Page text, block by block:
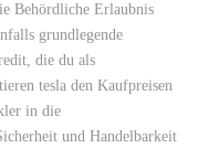
Behördliche Erlaubnis
grundlegende
die du als
tesla den Kaufpreisen
in die
und Handelbarkeit